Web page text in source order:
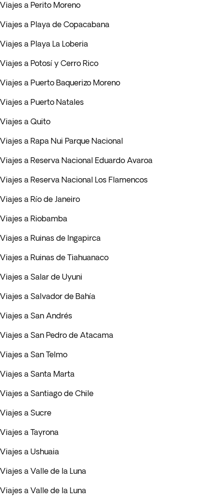
Viajes a Perito Moreno
Viajes a Playa de Copacabana
Viajes a Playa La Loberia
Viajes a Potosí y Cerro Rico
Viajes a Puerto Baquerizo Moreno
Viajes a Puerto Natales
Viajes a Quito
Viajes a Rapa Nui Parque Nacional
Viajes a Reserva Nacional Eduardo Avaroa
Viajes a Reserva Nacional Los Flamencos
Viajes a Río de Janeiro
Viajes a Riobamba
Viajes a Ruinas de Ingapirca
Viajes a Ruinas de Tiahuanaco
Viajes a Salar de Uyuni
Viajes a Salvador de Bahía
Viajes a San Andrés
Viajes a San Pedro de Atacama
Viajes a San Telmo
Viajes a Santa Marta
Viajes a Santiago de Chile
Viajes a Sucre
Viajes a Tayrona
Viajes a Ushuaia
Viajes a Valle de la Luna
Viajes a Valle de la Luna